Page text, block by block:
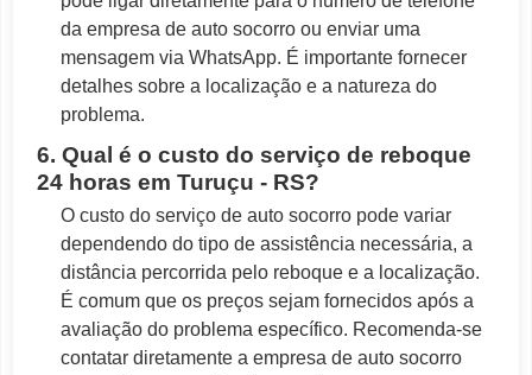
da empresa de auto socorro ou enviar uma
mensagem via WhatsApp. É importante fornecer
detalhes sobre a localização e a natureza do
problema.
6. Qual é o custo do serviço de reboque
24 horas em Turuçu - RS?
O custo do serviço de auto socorro pode variar
dependendo do tipo de assistência necessária, a
distância percorrida pelo reboque e a localização.
É comum que os preços sejam fornecidos após a
avaliação do problema específico. Recomenda-se
contatar diretamente a empresa de auto socorro